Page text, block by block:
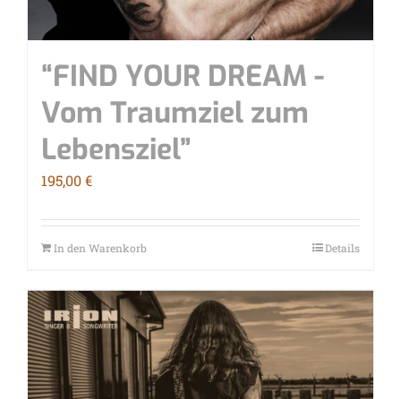
“FIND YOUR DREAM -
Vom Traum­ziel zum
Lebensziel”
195,00€
In den Warenkorb Details